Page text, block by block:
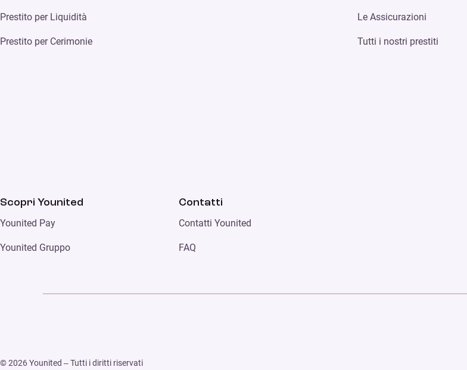
Prestito per Liquidità
Prestito per Cerimonie
Le Assicurazioni
Tutti i nostri prestiti
Scopri Younited
Younited Pay
Younited Gruppo
Contatti
Contatti Younited
FAQ
© 2026 Younited – Tutti i diritti riservati